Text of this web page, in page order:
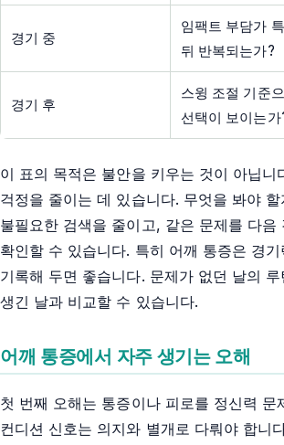
경기 중
임팩트 부담가
뒤 반복되는가?
경기 후
스윙 조절 기준
선택이 보이는가
이 표의 목적은 불안을 키우는 것이 아닙니
걱정을 줄이는 데 있습니다. 무엇을 봐야 할
불필요한 검색을 줄이고, 같은 문제를 다음
확인할 수 있습니다. 특히 어깨 통증은 경
기록해 두면 좋습니다. 문제가 없던 날의
생긴 날과 비교할 수 있습니다.
어깨 통증에서 자주 생기는 오해
첫 번째 오해는 통증이나 피로를 정신력 문
컨디션 신호는 의지와 별개로 다뤄야 합니